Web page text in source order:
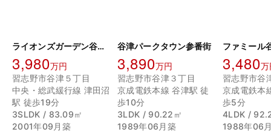
ライオンズガーデン谷津フレグランスヒル
3,980万円
習志野市谷津５丁目
中央・総武緩行線 津田沼
駅 徒歩19分
3SLDK / 83.09㎡
2001年09月築
谷津パークタウン参番街
3,890万円
習志野市谷津３丁目
京成電鉄本線 谷津駅 徒
歩10分
3LDK / 90.22㎡
1989年06月築
ファミール
3,480万
習志野市谷
京成電鉄本
歩5分
4LDK /
1988年06